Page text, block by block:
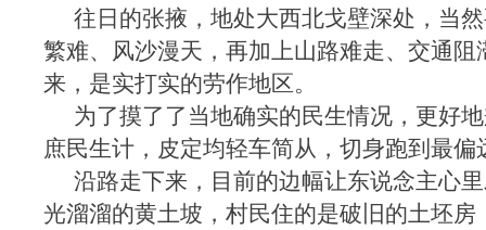
往日的张掖，地处大西北戈壁深处，当
繁难、风沙漫天，再加上山路难走、交通阻
来，是实打实的劳作地区。
为了摸了了当地确实的民生情况，更好
庶民生计，皮定均轻车简从，切身跑到最偏
沿路走下来，目前的边幅让东说念主心
光溜溜的黄土坡，村民住的是破旧的土坯房